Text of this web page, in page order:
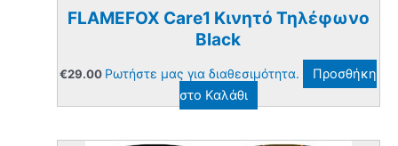
FLAMEFOX Care1 Κινητό Τηλέφωνο
Black
€29.00 Ρωτήστε μας για διαθεσιμότητα.
Προσθήκη
στο Καλάθι